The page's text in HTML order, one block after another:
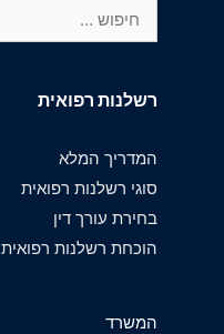
רשלנות רפואית
המדריך המלא
סוגי רשלנות רפואית
בחירת עורך דין
הוכחת רשלנות רפואית
המשרד